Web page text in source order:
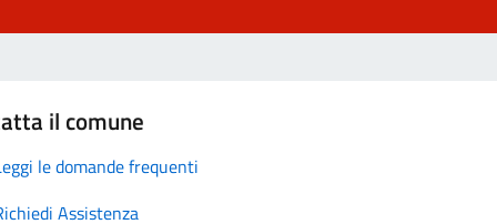
il comune
le domande frequenti
Assistenza